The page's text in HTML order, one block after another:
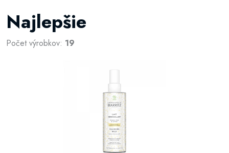
Najlepšie
Počet výrobkov: 19